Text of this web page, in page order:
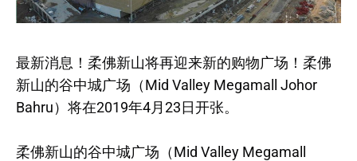
最新消息！柔佛新山将再迎来新的购物广场！柔佛
新山的谷中城广场（Mid Valley Megamall Johor
Bahru）将在2019年4月23日开张。
柔佛新山的谷中城广场（Mid Valley Megamall